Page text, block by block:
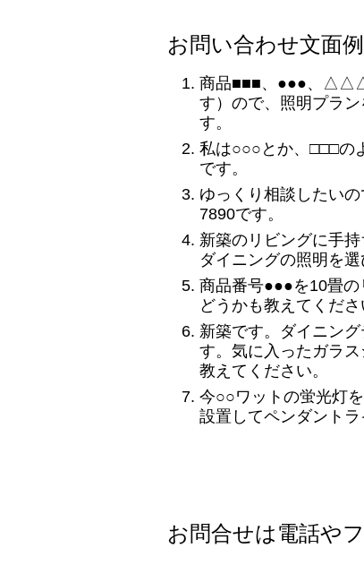
お問い合わせ文面例
商品■■■、●●●、△△△
す）ので、照明プラ
す。
私は○○○とか、□□□の
です。
ゆっくり相談したい
7890です。
新築のリビングに手
ダイニングの照明を
商品番号●●●を10畳
どうかも教えてくだ
新築です。ダイニン
す。気に入ったガラ
教えてください。
今○○ワットの蛍光灯
設置してペンダント
お問合せは電話や